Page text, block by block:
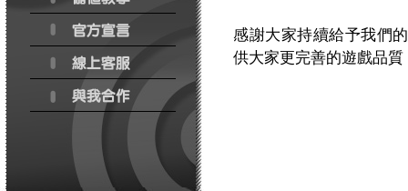
感謝大家持續給予我們
供大家更完善的遊戲品質